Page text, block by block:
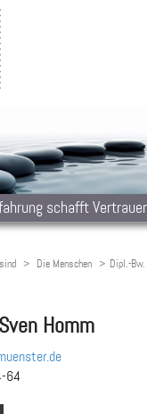
schafft
Die Menschen Dipl.-
Homm
64